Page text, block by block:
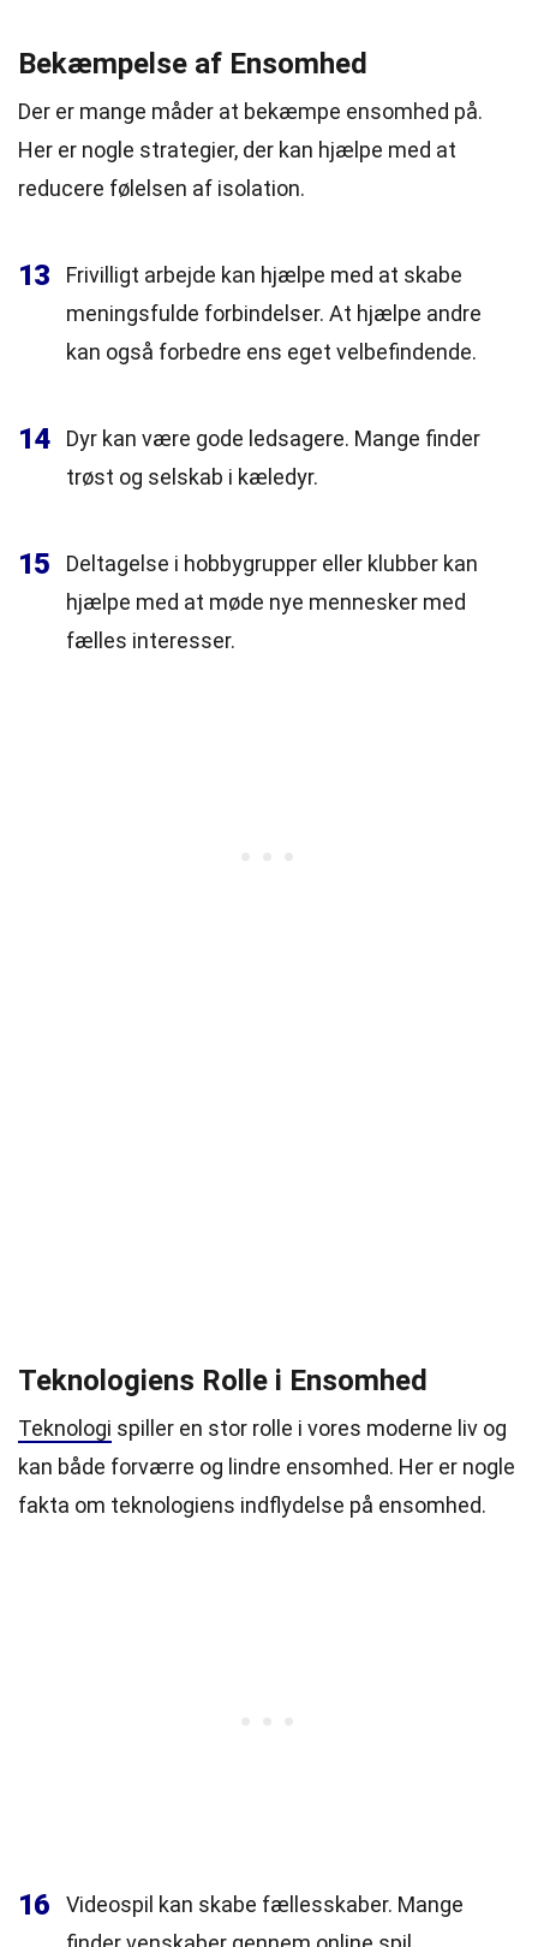
Bekæmpelse af Ensomhed
Der er mange måder at bekæmpe ensomhed på.
Her er nogle strategier, der kan hjælpe med at
reducere følelsen af isolation.
13
Frivilligt arbejde kan hjælpe med at skabe
meningsfulde forbindelser. At hjælpe andre
kan også forbedre ens eget velbefindende.
14
Dyr kan være gode ledsagere. Mange finder
trøst og selskab i kæledyr.
15
Deltagelse i hobbygrupper eller klubber kan
hjælpe med at møde nye mennesker med
fælles interesser.
Teknologiens Rolle i Ensomhed
Teknologi spiller en stor rolle i vores moderne liv og
kan både forværre og lindre ensomhed. Her er nogle
fakta om teknologiens indflydelse på ensomhed.
16
Videospil kan skabe fællesskaber. Mange